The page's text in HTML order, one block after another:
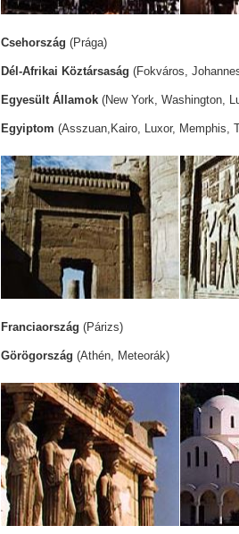
Csehország (Prága)
Dél-Afrikai Köztársaság (Fokváros,
Egyesült Államok (New York, Washington,
Egyiptom (Asszuan,Kairo, Luxor, Memphis,
Franciaország (Párizs)
Görögország (Athén, Meteorák)